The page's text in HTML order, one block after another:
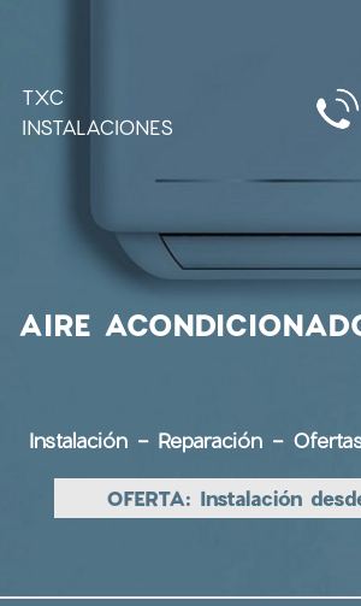
TXC
INSTALACIONES
AIRE
Instalación - Reparación -
OFERTA: Instalación